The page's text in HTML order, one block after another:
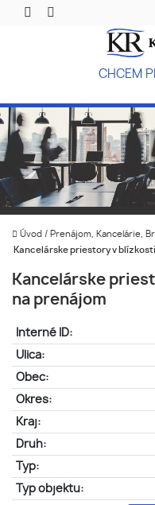
CHCEM
Úvod / Prenájom, Kancelárie,
Kancelárske priestory v
Kancelárske
na prenájom
Interné ID:
Ulica:
Obec:
Okres:
Kraj:
Druh:
Typ:
Typ objektu: